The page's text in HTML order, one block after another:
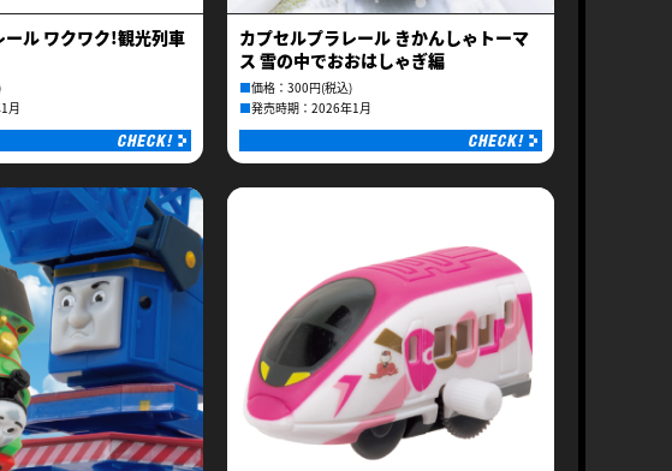
ール ワクワク!観光列車
月
カプセルプラレール きかんしゃトーマ
ス 雪の中でおおはしゃぎ編
■価格：300円(税込)
■発売時期：2026年1月